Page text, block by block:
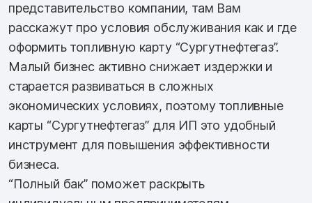
представительство компании, там Вам
расскажут про условия обслуживания как и где
оформить топливную карту “Сургутнефтегаз”.
Малый бизнес активно снижает издержки и
старается развиваться в сложных
экономических условиях, поэтому топливные
карты “Сургутнефтегаз” для ИП это удобный
инструмент для повышения эффективности
бизнеса.
“Полный бак” поможет раскрыть